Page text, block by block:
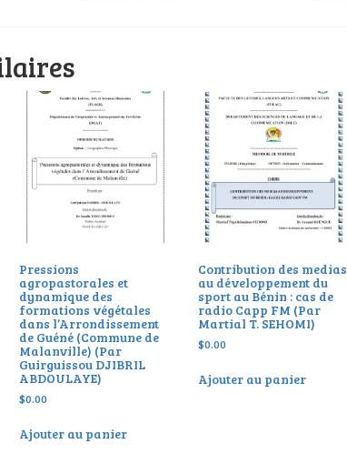
Pressions
agropastorales et
dynamique des
formations végétales
dans l’Arrondissement
de Guéné (Commune de
Malanville) (Par
Guirguissou DJIBRIL
ABDOULAYE)
$0.00
Ajouter au panier
Contribution des medias
au développement du
sport au Bénin : cas de
radio Capp FM (Par
Martial T. SEHOMI)
$0.00
Ajouter au panier